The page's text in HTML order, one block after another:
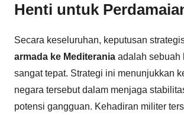
Henti untuk
Secara keseluruhan, keputusan
armada ke Mediterania adalah sebuah
sangat tepat. Strategi ini menunjukkan
negara tersebut dalam menjaga
potensi gangguan. Kehadiran militer